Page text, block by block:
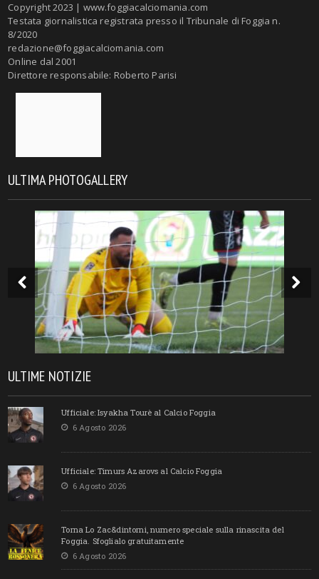
Copyright 2023 | www.foggiacalciomania.com
Testata giornalistica registrata presso il Tribunale di Foggia n.
8/2020
redazione@foggiacalciomania.com
Online dal 2001
Direttore responsabile: Roberto Parisi
ULTIMA PHOTOGALLERY
ULTIME NOTIZIE
Ufficiale: Isyakha Tourè al Calcio Foggia
6 Agosto 2026
Ufficiale: Timurs Azarovs al Calcio Foggia
6 Agosto 2026
Torna Lo Zac&dintorni, numero speciale sulla rinascita del
Foggia. Sfoglialo gratuitamente
6 Agosto 2026